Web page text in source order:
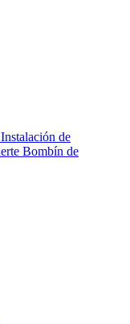
Instalación de
Bombín de